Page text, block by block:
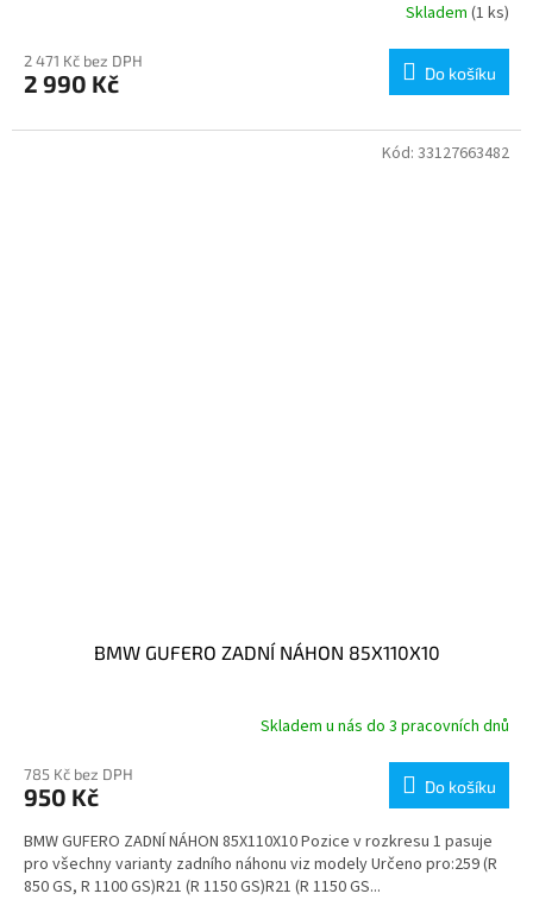
Skladem (1 ks)
2 471 Kč bez DPH
2 990 Kč Do košíku
BMW GUFERO ZADNÍ NÁHON 85X110X10
Skladem u nás do 3 pracovních dnů
785 Kč bez DPH
950 Kč Do košíku
BMW GUFERO ZADNÍ NÁHON 85X110X10 Pozice v rozkresu 1 pasuje
pro všechny varianty zadního náhonu viz modely Určeno pro:259 (R
850 GS, R 1100 GS)R21 (R 1150 GS)R21 (R 1150 GS...
Kód: 33127663482